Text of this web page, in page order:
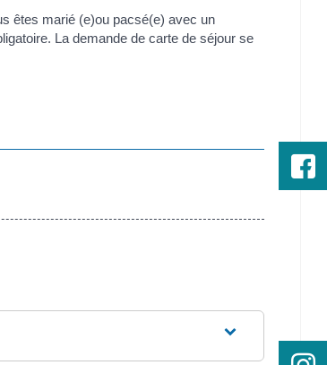
êtes marié (e)ou pacsé(e) avec un
La demande de carte de séjour se